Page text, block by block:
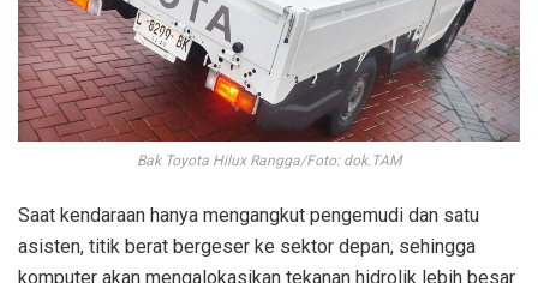
Bak Toyota Hilux Rangga/Foto: dok.TAM
Saat kendaraan hanya mengangkut pengemudi dan satu
asisten, titik berat bergeser ke sektor depan, sehingga
komputer akan mengalokasikan tekanan hidrolik lebih besar